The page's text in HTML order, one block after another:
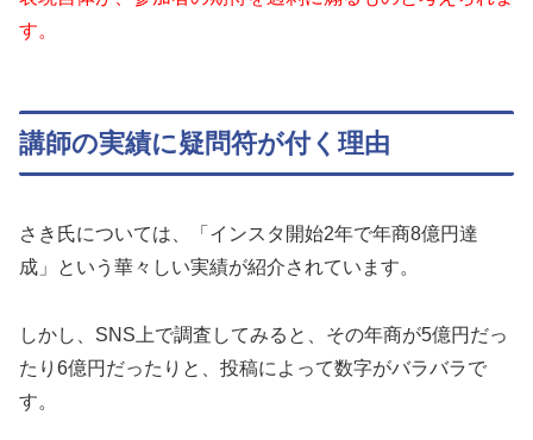
す。
講師の実績に疑問符が付く理由
さき氏については、「インスタ開始2年で年商8億円達
成」という華々しい実績が紹介されています。
しかし、SNS上で調査してみると、その年商が5億円だっ
たり6億円だったりと、投稿によって数字がバラバラで
す。